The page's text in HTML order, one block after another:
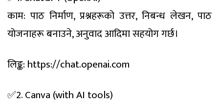
काम: पाठ निर्माण, प्रश्नहरूको उत्तर, निबन्ध लेखन, पाठ
योजनाहरू बनाउने, अनुवाद आदिमा सहयोग गर्छ।
लिङ्क: https://chat.openai.com
✅2. Canva (with AI tools)